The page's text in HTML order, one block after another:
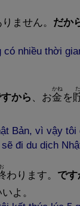
ません。 だか
nhiều thời
から 、お金
かね
を
た
Bản, vì vậy tôi
đi du dịch
お
わります。 です
よ。